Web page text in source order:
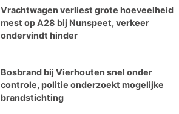
Vrachtwagen verliest grote hoeveelheid
mest op A28 bij Nunspeet, verkeer
ondervindt hinder
Bosbrand bij Vierhouten snel onder
controle, politie onderzoekt mogelijke
brandstichting